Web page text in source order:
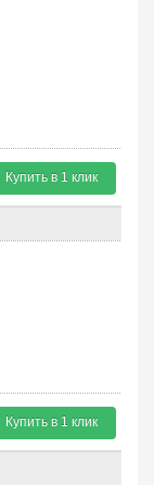
Купить в 1 клик
Купить в 1 клик